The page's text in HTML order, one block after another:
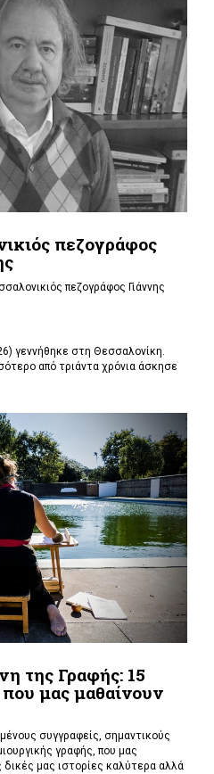
πεζογράφος
πεζογράφος Γιάννης
γεννήθηκε στη Θεσσαλονίκη.
από τριάντα χρόνια άσκησε
της Γραφής: 15
μας μαθαίνουν
συγγραφείς, σημαντικούς
γραφής, που μας
μας ιστορίες καλύτερα αλλά